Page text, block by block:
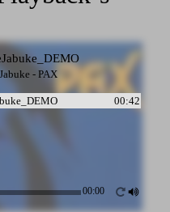
- PAX
00:42
00:00